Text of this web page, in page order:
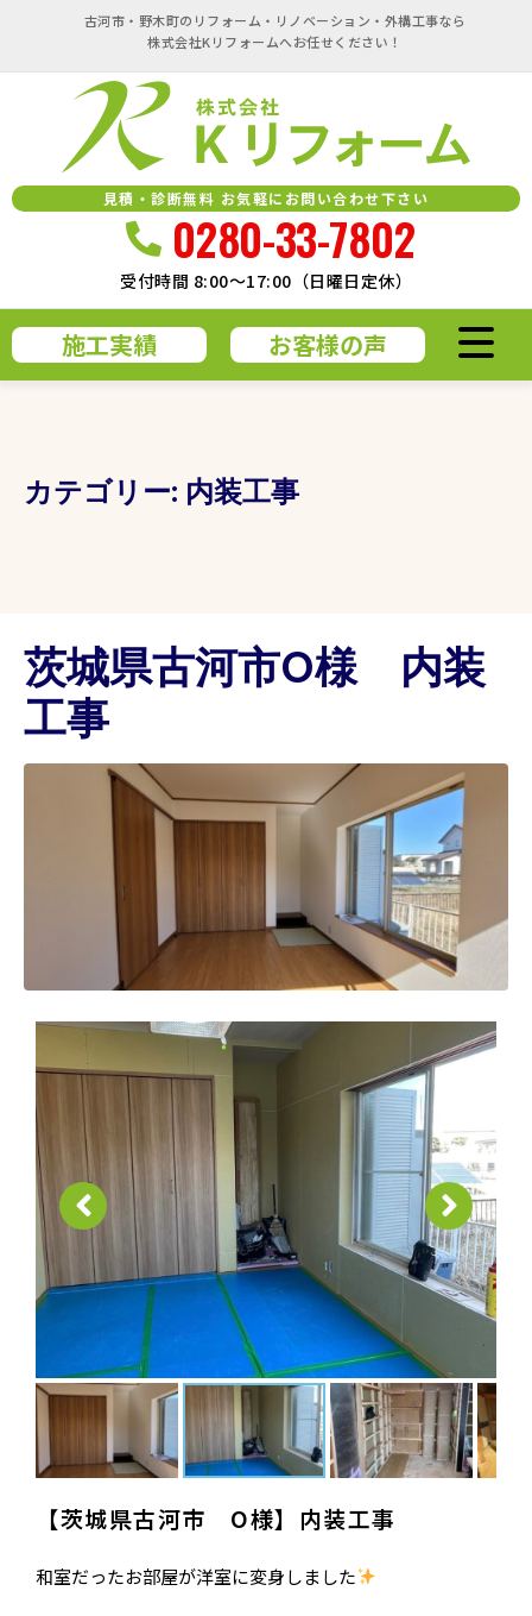
古河市・野木町のリフォーム・リノベーション・外構工事なら
株式会社Kリフォームへお任せください！
見積・診断無料 お気軽にお問い合わせ下さい
0280-33-7802
受付時間 8:00～17:00（日曜日定休）
施工実績 お客様の声
カテゴリー: 内装工事
茨城県古河市O様 内装
工事
【茨城県古河市 O様】内装工事
和室だったお部屋が洋室に変身しました